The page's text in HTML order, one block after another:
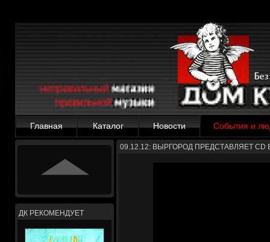
Главная Каталог Новости События и
ДК РЕКОМЕНДУЕТ
09.12.12: ВЫРГОРОД ПРЕДСТАВЛЯЕТ